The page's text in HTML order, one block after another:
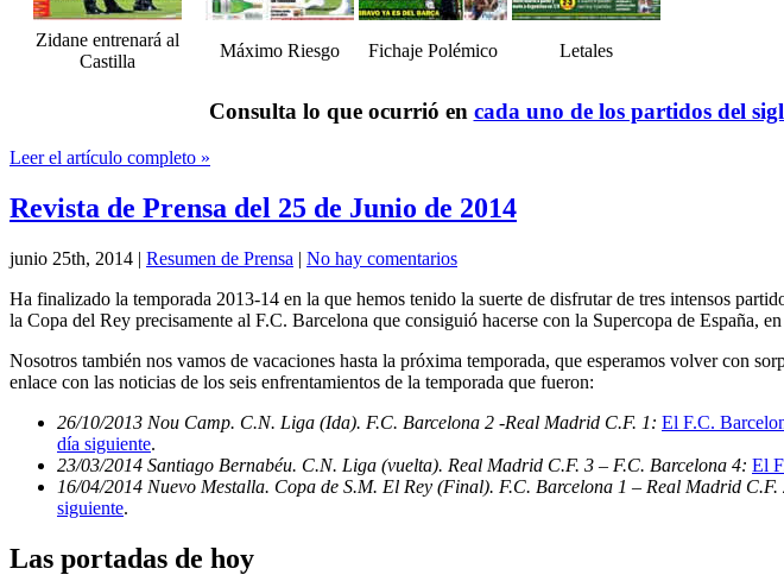
Zidane entrenará al
Castilla
Máximo Riesgo Fichaje Polémico Letales
Consulta lo que ocurrió en cada uno de los partidos del
Leer el artículo completo »
Revista de Prensa del 25 de Junio de 2014
junio 25th, 2014 | Resumen de Prensa | No hay comentarios
Ha finalizado la temporada 2013-14 en la que hemos tenido la suerte de disfrutar de tres intensos
la Copa del Rey precisamente al F.C. Barcelona que consiguió hacerse con la Supercopa de España,
Nosotros también nos vamos de vacaciones hasta la próxima temporada, que esperamos volver con
enlace con las noticias de los seis enfrentamientos de la temporada que fueron:
26/10/2013 Nou Camp. C.N. Liga (Ida). F.C. Barcelona 2 -Real Madrid C.F. 1: El F.C.
día siguiente.
23/03/2014 Santiago Bernabéu. C.N. Liga (vuelta). Real Madrid C.F. 3 – F.C. Barcelona 4: El
16/04/2014 Nuevo Mestalla. Copa de S.M. El Rey (Final). F.C. Barcelona 1 – Real Madrid C.F.
siguiente.
Las portadas de hoy